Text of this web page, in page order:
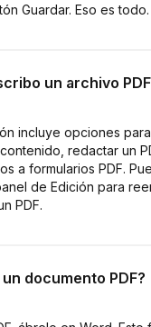
Guardar. Eso es todo.
un archivo
incluye opciones
redactar un
a formularios PDF.
de Edición para
PDF.
documento PDF?